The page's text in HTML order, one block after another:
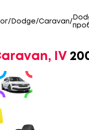
/ Dodge/Caravan/
IV